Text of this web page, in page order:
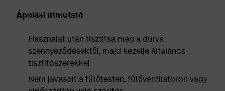
Ápolási útmutató
Használat után tisztítsa meg a durva
szennyeződésektől, majd kezelje általános
tisztítószerekkel
Nem javasolt a fűtőtesten, fűtőventilátoron vagy